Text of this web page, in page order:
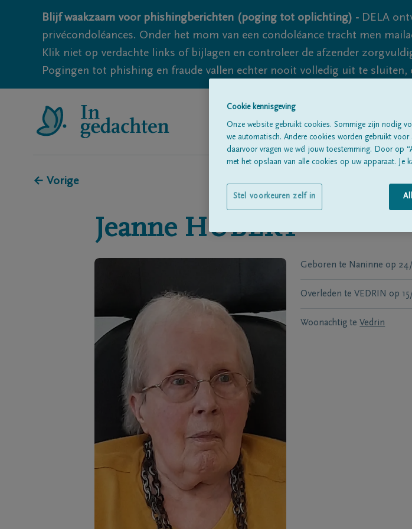
Blijf waakzaam voor phishingberichten (poging tot oplichting) - DELA
privécondoléances. Onder het mom van een condoléance tracht men
Klik niet op verdachte links of bijlagen en controleer de afzender
Pogingen tot phishing en fraude vallen echter nooit volledig uit te sluiten,
← Vorige
Jeanne HUBERT
Geboren te Naninne op
Overleden te VEDRIN op
Woonachtig te Vedrin
Cookie kennisgeving
Onze website gebruikt cookies. Sommige zijn nodig
we automatisch. Andere cookies worden gebruikt
daarvoor vragen we wél jouw toestemming. Door op
met het opslaan van alle cookies op uw apparaat. Je
Stel voorkeuren zelf in